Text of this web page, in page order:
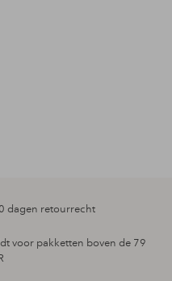
dagen retourrecht
voor pakketten boven de 79